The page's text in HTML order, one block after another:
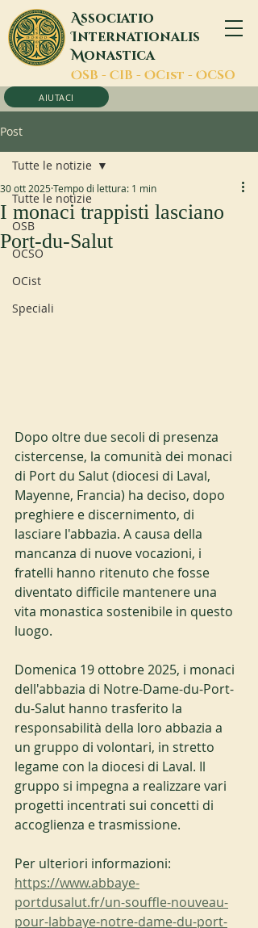
Associatio
Internationalis
Monastica
OSB - CIB - OCist - OCSO
AIUTACI
Post
Tutte le notizie
OSB
OCSO
OCist
Speciali
Tutte le notizie
I monaci trappisti lasciano
Port-du-Salut
30 ott 2025Tempo di lettura: 1 min
Dopo oltre due secoli di presenza
cistercense, la comunità dei monaci
di Port du Salut (diocesi di Laval,
Mayenne, Francia) ha deciso, dopo
preghiere e discernimento, di
lasciare l'abbazia. A causa della
mancanza di nuove vocazioni, i
fratelli hanno ritenuto che fosse
diventato difficile mantenere una
vita monastica sostenibile in questo
luogo.
Domenica 19 ottobre 2025, i monaci
dell'abbazia di Notre-Dame-du-Port-
du-Salut hanno trasferito la
responsabilità della loro abbazia a
un gruppo di volontari, in stretto
legame con la diocesi di Laval. Il
gruppo si impegna a realizzare vari
progetti incentrati sui concetti di
accoglienza e trasmissione.
Per ulteriori informazioni:
https://www.abbaye-
portdusalut.fr/un-souffle-nouveau-
pour-labbaye-notre-dame-du-port-